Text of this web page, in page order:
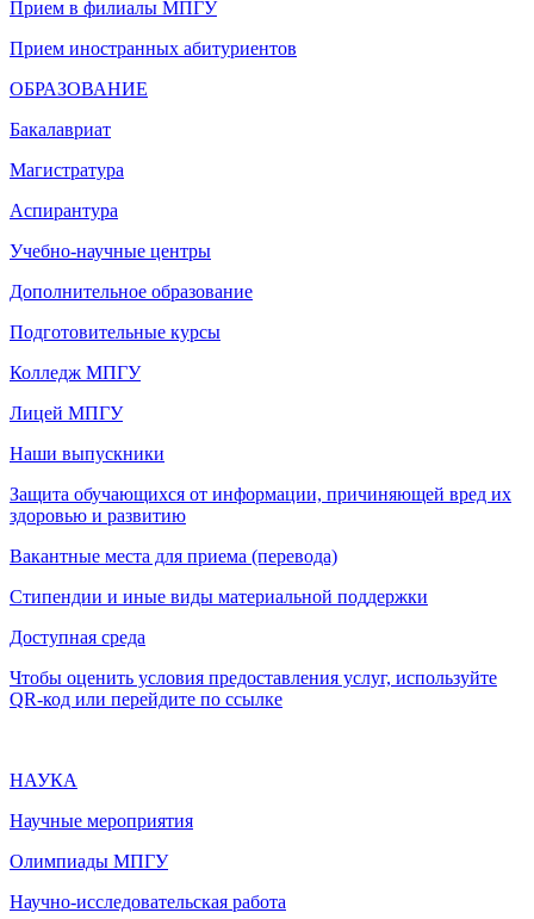
Прием в филиалы МПГУ
Прием иностранных абитуриентов
ОБРАЗОВАНИЕ
Бакалавриат
Магистратура
Аспирантура
Учебно-научные центры
Дополнительное образование
Подготовительные курсы
Колледж МПГУ
Лицей МПГУ
Наши выпускники
Защита обучающихся от информации, причиняющей вред их
здоровью и развитию
Вакантные места для приема (перевода)
Стипендии и иные виды материальной поддержки
Доступная среда
Чтобы оценить условия предоставления услуг, используйте
QR-код или перейдите по ссылке
НАУКА
Научные мероприятия
Олимпиады МПГУ
Научно-исследовательская работа